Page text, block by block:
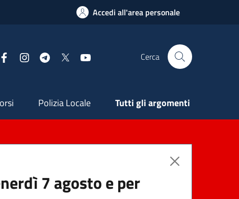
Accedi all'area personale
FacebookInstagramTelegram Cerca
Polizia Locale Tutti gli argomenti
7 agosto e per